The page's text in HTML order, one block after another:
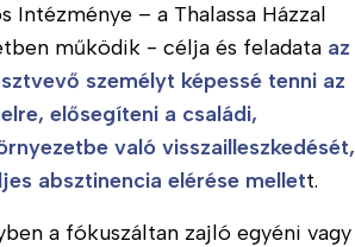
Intézménye – a Thalassa Házzal
működik - célja és feladata az
személyt képessé tenni az
elősegíteni a családi,
való visszailleszkedését,
absztinencia elérése mellett.
a fókuszáltan zajló egyéni vagy